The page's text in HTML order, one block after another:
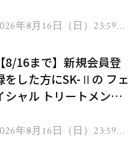
年8月16日（日）23:59ま
【8/16まで】新規会員登
をした方にSK-Ⅱの フェ
ル トリートメント
年8月16日（日）23:59ま